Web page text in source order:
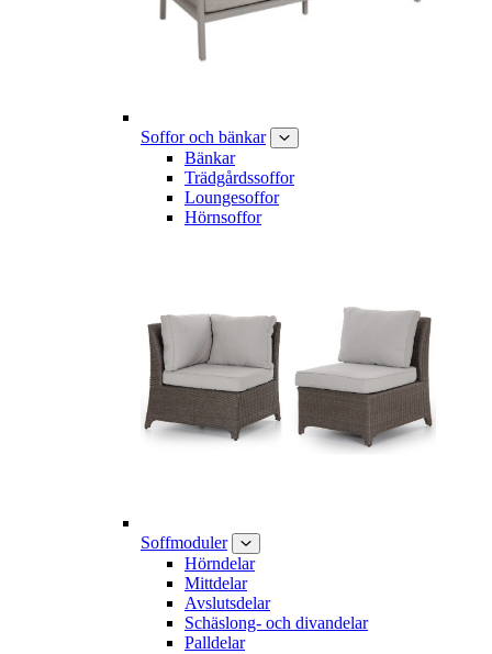
Soffor och bänkar
Bänkar
Trädgårdssoffor
Loungesoffor
Hörnsoffor
Soffmoduler
Hörndelar
Mittdelar
Avslutsdelar
Schäslong- och divandelar
Palldelar